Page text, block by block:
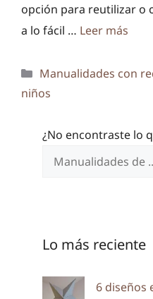
opción para reutilizar o
a lo fácil … Leer más
Categorías
Manualidades con
niños
¿No encontraste lo
Lo más reciente
6 diseños